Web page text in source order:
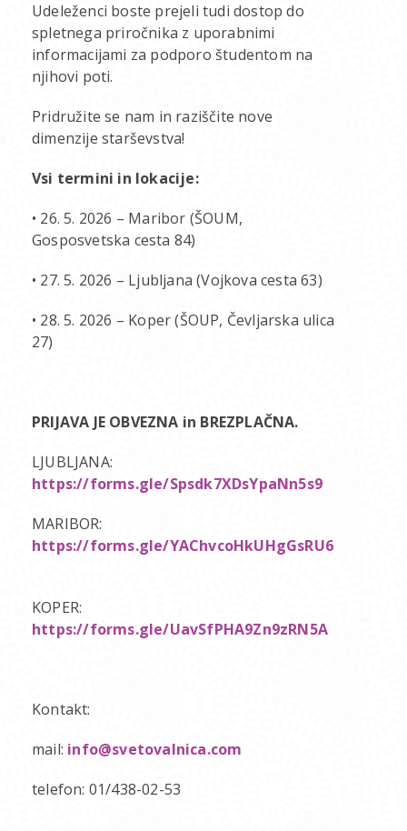
Udeleženci boste prejeli tudi dostop do
spletnega priročnika z uporabnimi
informacijami za podporo študentom na
njihovi poti.
Pridružite se nam in raziščite nove
dimenzije starševstva!
Vsi termini in lokacije:
• 26. 5. 2026 – Maribor (ŠOUM,
Gosposvetska cesta 84)
• 27. 5. 2026 – Ljubljana (Vojkova cesta 63)
• 28. 5. 2026 – Koper (ŠOUP, Čevljarska ulica
27)
PRIJAVA JE OBVEZNA in BREZPLAČNA.
LJUBLJANA:
https://forms.gle/Spsdk7XDsYpaNn5s9
MARIBOR:
https://forms.gle/YAChvcoHkUHgGsRU6
KOPER:
https://forms.gle/UavSfPHA9Zn9zRN5A
Kontakt:
mail: info@svetovalnica.com
telefon: 01/438-02-53